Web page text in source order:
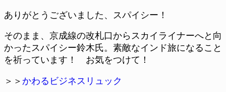
ありがとうございました、スパイシー！
そのまま、京成線の改札口からスカイライナーへと向
かったスパイシー鈴木氏。素敵なインド旅になること
を祈っています！ お気をつけて！
＞＞ かわるビジネスリュック